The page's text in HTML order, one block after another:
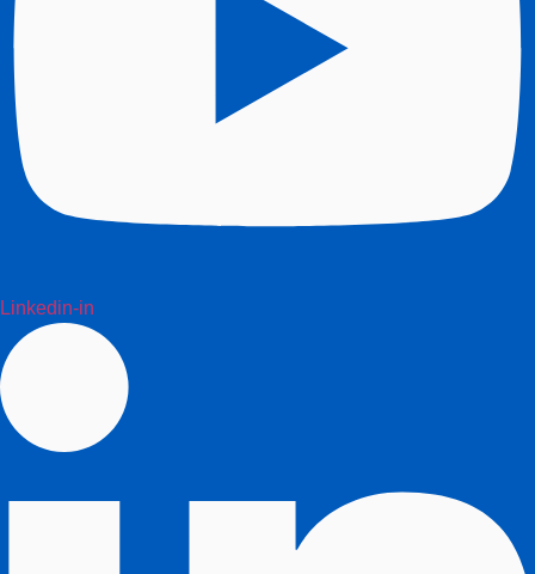
Linkedin-in